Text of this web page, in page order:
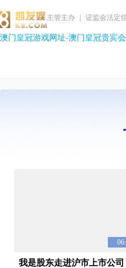
主管主办 ｜ 证监会法定
澳门皇冠游戏网址-澳门皇冠贵宾
我是股东走进沪市上市公司